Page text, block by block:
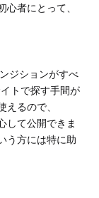
心者にとって、
ジションがすべ
トで探す手間が
るので、
して公開できま
う方には特に助